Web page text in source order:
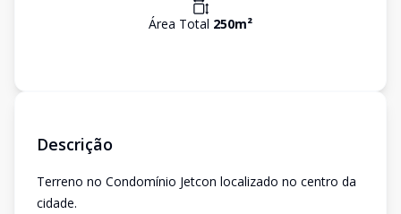
Área Total 250m²
Descrição
Terreno no Condomínio Jetcon localizado no centro da
cidade.